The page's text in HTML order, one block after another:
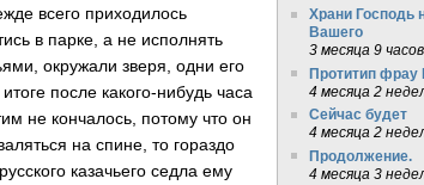
всего приходилось
в парке, а не исполнять
окружали зверя, одни его
после какого-нибудь часа
не кончалось, потому что он
на спине, то гораздо
казачьего седла ему
Храни Господь
Вашего
3 месяца 9 часов
Протитип
4 месяца 2
Сейчас будет
4 месяца 2
Продолжение.
4 месяца 3